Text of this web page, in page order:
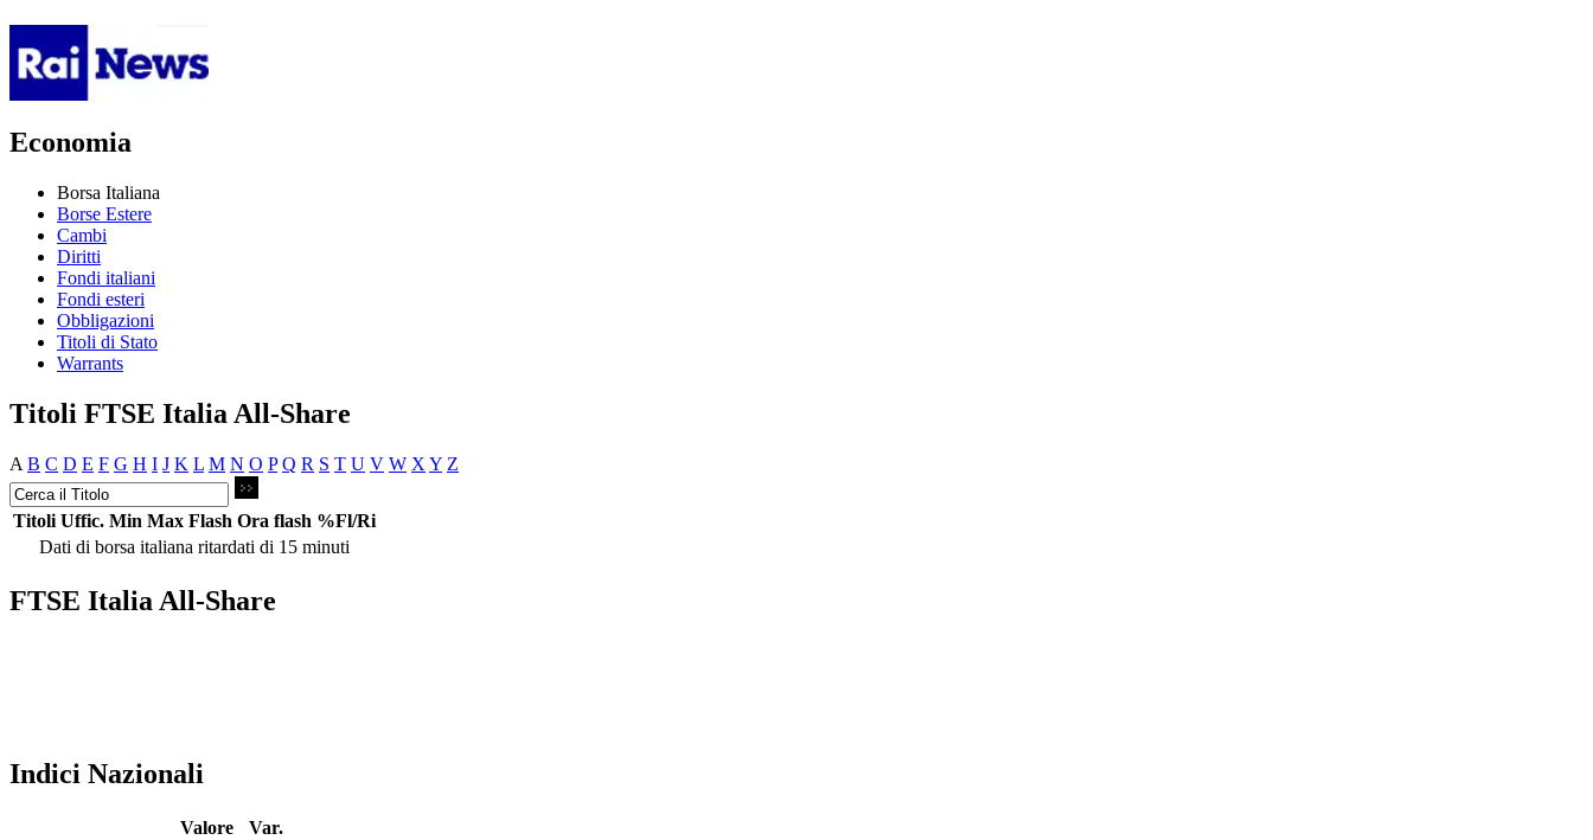
Economia
Borsa Italiana
Borse Estere
Cambi
Diritti
Fondi italiani
Fondi esteri
Obbligazioni
Titoli di Stato
Warrants
Titoli FTSE Italia All-Share
A B C D E F G H I J K L M N O P Q R S T U V W X Y Z
Titoli Uffic. Min Max Flash Ora flash %Fl/Ri
Dati di borsa italiana ritardati di 15 minuti
FTSE Italia All-Share
Indici Nazionali
Valore
Var.